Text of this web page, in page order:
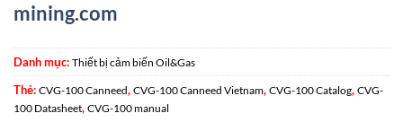
mining.com
Danh mục: Thiết bị cảm biến Oil&Gas
Thẻ: CVG-100 Canneed, CVG-100 Canneed Vietnam, CVG-100 Catalog, CVG-
100 Datasheet, CVG-100 manual